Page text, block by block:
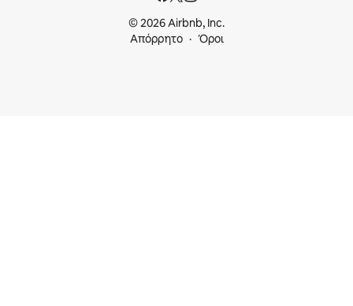
© 2026 Airbnb, Inc.
Απόρρητο
Όροι